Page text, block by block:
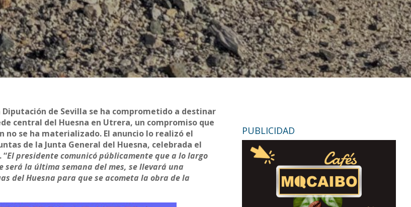
de Sevilla se ha comprometido a destinar
central del Huesna en Utrera, un compromiso que
no se ha materializado. El anuncio lo realizó el
de la Junta General del Huesna, celebrada el
“El presidente comunicó públicamente que a lo largo
será la última semana del mes, se llevará una
del Huesna para que se acometa la obra de la
PUBLICIDAD